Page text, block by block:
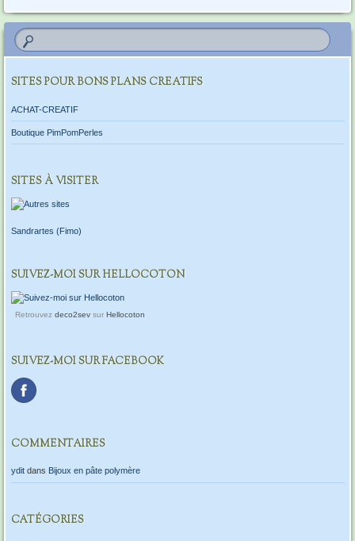
SITES POUR BONS PLANS CREATIFS
ACHAT-CREATIF
Boutique PimPomPerles
SITES À VISITER
Sandrartes (Fimo)
SUIVEZ-MOI SUR HELLOCOTON
Retrouvez deco2sevsur Hellocoton
SUIVEZ-MOI SUR FACEBOOK
COMMENTAIRES
yditdans Bijoux en pâte polymère
CATÉGORIES